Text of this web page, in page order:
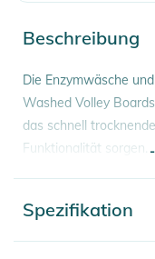
Beschreibung
Die Enzymwäsche
Washed Volley
das schnell
Funktionalität sorgen.
- Passform-Stil: Volley
-
Spezifikation